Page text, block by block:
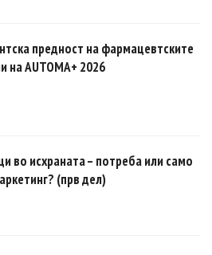
предност на фармацевтските
на AUTOMA+ 2026
во исхраната – потреба или само
(прв дел)